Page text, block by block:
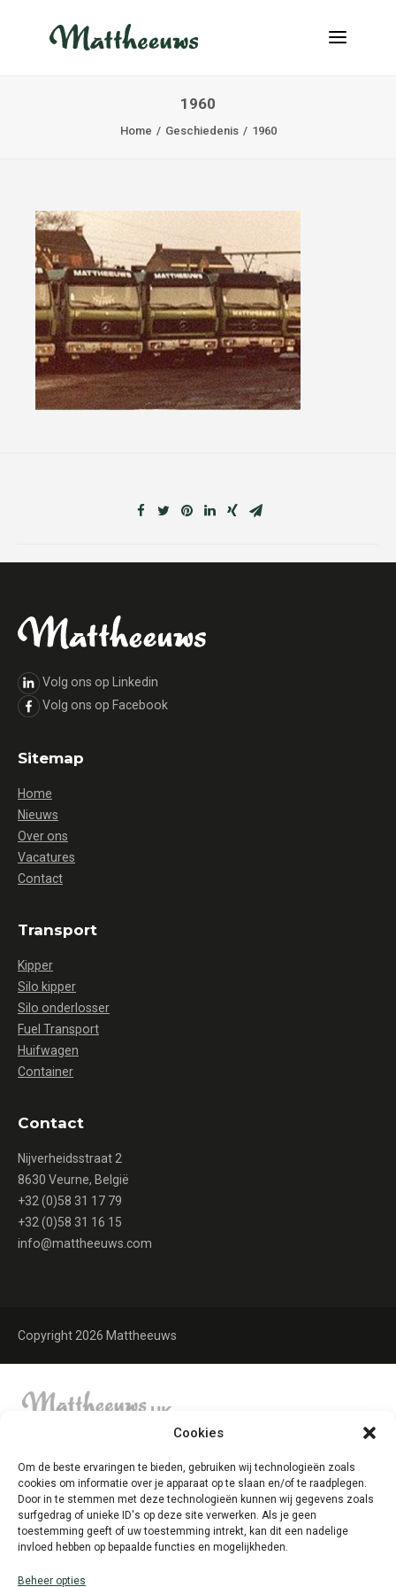
Cookies
Om de beste ervaringen te bieden, gebruiken wij technologieën zoals
cookies om informatie over je apparaat op te slaan en/of te raadplegen.
Door in te stemmen met deze technologieën kunnen wij gegevens zoals
surfgedrag of unieke ID's op deze site verwerken. Als je geen
toestemming geeft of uw toestemming intrekt, kan dit een nadelige
invloed hebben op bepaalde functies en mogelijkheden.
Beheer opties
VACATURES
CONTACT
INFO@MATTHEEUWS.COM
+32 58 31 17 79
MY TRANSPORT
1960
Home Geschiedenis 1960
Volg ons op Linkedin
Volg ons op Facebook
Sitemap
Home
Nieuws
Over ons
Vacatures
Contact
Transport
Kipper
Silo kipper
Silo onderlosser
Fuel Transport
Huifwagen
Container
Contact
Nijverheidsstraat 2
8630 Veurne, België
+32 (0)58 31 17 79
+32 (0)58 31 16 15
info@mattheeuws.com
Copyright 2026 Mattheeuws